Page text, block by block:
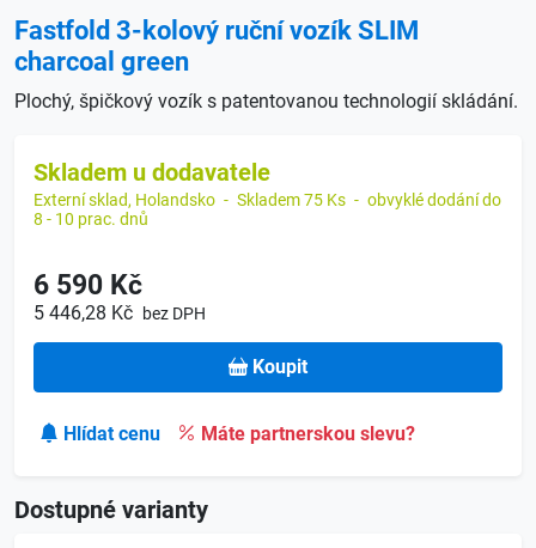
Fastfold 3-kolový ruční vozík SLIM
charcoal green
Plochý, špičkový vozík s patentovanou technologií skládání.
Skladem u dodavatele
Externí sklad, Holandsko - Skladem 75 Ks - obvyklé dodání do
8 - 10 prac. dnů
6 590 Kč
5 446,28 Kč bez DPH
Koupit
Hlídat cenu Máte partnerskou slevu?
Dostupné varianty